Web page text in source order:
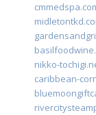
nikko-
caribbean-